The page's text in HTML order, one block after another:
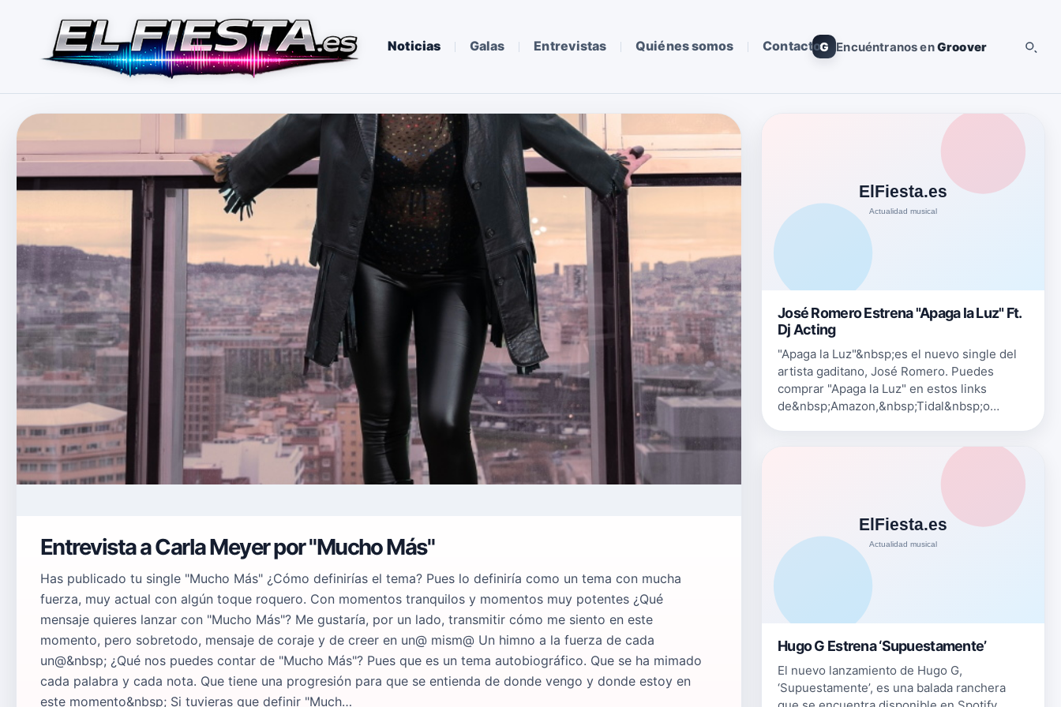
Noticias Galas Entrevistas Quiénes somos ContactoG Encuéntranos enGroover
Entrevista a Carla Meyer por "Mucho Más"
Has publicado tu single "Mucho Más" ¿Cómo definirías el tema? Pues lo definiría como un tema con mucha
fuerza, muy actual con algún toque roquero. Con momentos tranquilos y momentos muy potentes ¿Qué
mensaje quieres lanzar con "Mucho Más"? Me gustaría, por un lado, transmitir cómo me siento en este
momento, pero sobretodo, mensaje de coraje y de creer en un@ mism@ Un himno a la fuerza de cada
un@&nbsp; ¿Qué nos puedes contar de "Mucho Más"? Pues que es un tema autobiográfico. Que se ha mimado
cada palabra y cada nota. Que tiene una progresión para que se entienda de donde vengo y donde estoy en
este momento&nbsp; Si tuvieras que definir "Much…
José Romero Estrena "Apaga la Luz" Ft.
Dj Acting
"Apaga la Luz"&nbsp;es el nuevo single del
artista gaditano, José Romero. Puedes
comprar "Apaga la Luz" en estos links
de&nbsp;Amazon,&nbsp;Tidal&nbsp;o
Puedes seguir a José Romero en: Su
Hugo G Estrena ‘Supuestamente’
El nuevo lanzamiento de Hugo G,
‘Supuestamente’, es una balada ranchera